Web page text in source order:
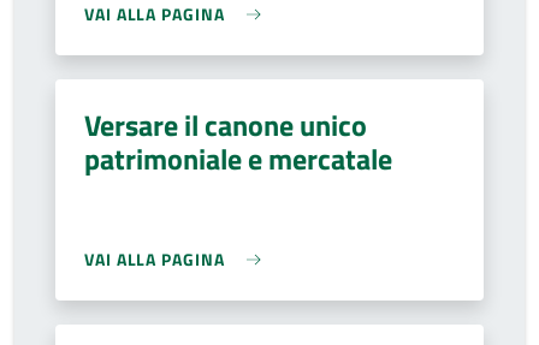
VAI ALLA PAGINA
Versare il canone unico
patrimoniale e mercatale
VAI ALLA PAGINA